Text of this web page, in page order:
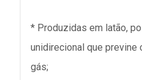
* Produzidas em latão,
unidirecional que previne
gás;